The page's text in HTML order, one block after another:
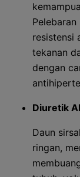
resistensi
tekanan
dengan
Diuretik
Daun
ringan,